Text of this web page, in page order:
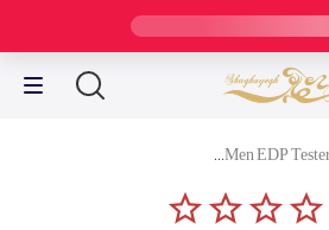
Xerjoff Oud Stars Alexandria || For Women And Men EDP Tester
star_borderstar_borderstar_borderstar_border